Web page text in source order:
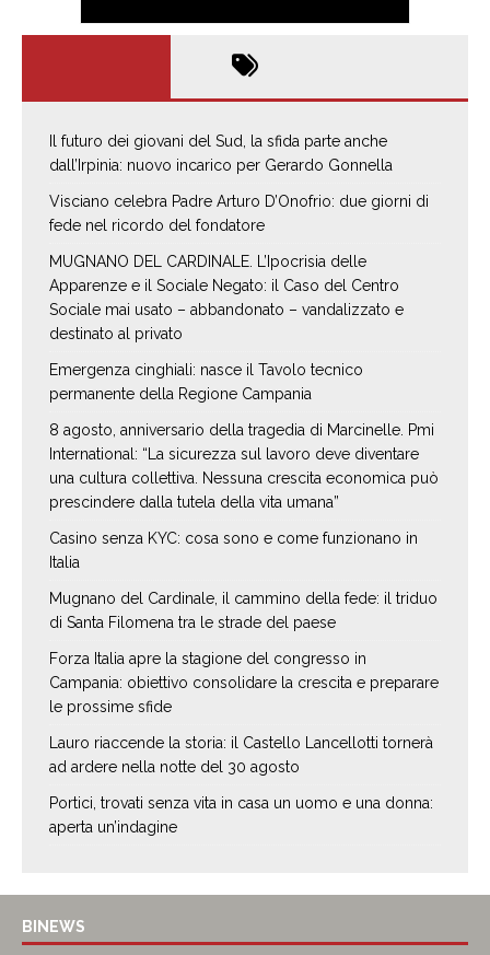
Il futuro dei giovani del Sud, la sfida parte anche
dall’Irpinia: nuovo incarico per Gerardo Gonnella
Visciano celebra Padre Arturo D’Onofrio: due giorni di
fede nel ricordo del fondatore
MUGNANO DEL CARDINALE. L’Ipocrisia delle
Apparenze e il Sociale Negato: il Caso del Centro
Sociale mai usato – abbandonato – vandalizzato e
destinato al privato
Emergenza cinghiali: nasce il Tavolo tecnico
permanente della Regione Campania
8 agosto, anniversario della tragedia di Marcinelle. Pmi
International: “La sicurezza sul lavoro deve diventare
una cultura collettiva. Nessuna crescita economica può
prescindere dalla tutela della vita umana”
Casino senza KYC: cosa sono e come funzionano in
Italia
Mugnano del Cardinale, il cammino della fede: il triduo
di Santa Filomena tra le strade del paese
Forza Italia apre la stagione del congresso in
Campania: obiettivo consolidare la crescita e preparare
le prossime sfide
Lauro riaccende la storia: il Castello Lancellotti tornerà
ad ardere nella notte del 30 agosto
Portici, trovati senza vita in casa un uomo e una donna:
aperta un’indagine
BINEWS